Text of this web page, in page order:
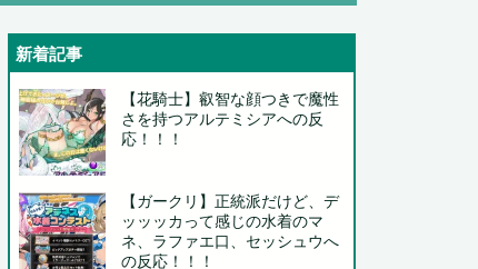
新着記事
【花騎士】叡智な顔つきで魔性
さを持つアルテミシアへの反
応！！！
【ガークリ】正統派だけど、デ
ッッッカって感じの水着のマ
ネ、ラファエ口、セッシュウへ
の反応！！！